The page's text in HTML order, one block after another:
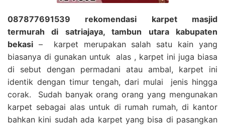
087877691539 rekomendasi karpet masjid
termurah di satriajaya, tambun utara kabupaten
bekasi – karpet merupakan salah satu kain yang
biasanya di gunakan untuk alas , karpet ini juga biasa
di sebut dengan permadani atau ambal, karpet ini
identik dengan timur tengah, dari mulai jenis hingga
corak. Sudah banyak orang orang yang mengunakan
karpet sebagai alas untuk di rumah rumah, di kantor
bahkan kini sudah ada karpet yang bisa di pasangkan